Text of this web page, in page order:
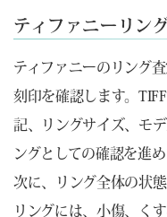
ティファニーリン
ティファニーのリング
刻印を確認します。
記、リングサイズ、モ
ングとしての確認を進め
次に、リング全体の状
リングには、小傷、く